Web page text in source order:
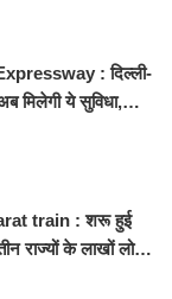
: दिल्ली-
मिलेगी ये सुविधा,
घायल पहुंचेगा
train : शरू हुई
राज्यों के लाखों लोगों
देखें पूरा रूटमैप